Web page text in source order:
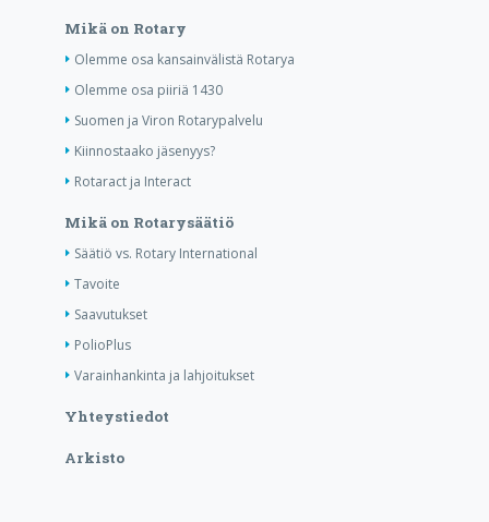
Mikä on Rotary
Olemme osa kansainvälistä Rotarya
Olemme osa piiriä 1430
Suomen ja Viron Rotarypalvelu
Kiinnostaako jäsenyys?
Rotaract ja Interact
Mikä on Rotarysäätiö
Säätiö vs. Rotary International
Tavoite
Saavutukset
PolioPlus
Varainhankinta ja lahjoitukset
Yhteystiedot
Arkisto